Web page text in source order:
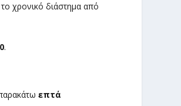
χρονικό διάστημα από
.
επτά